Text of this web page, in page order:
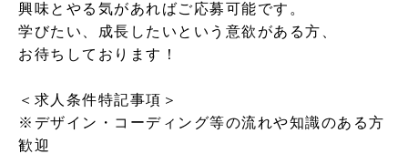
興味とやる気があればご応募可能です。
学びたい、成長したいという意欲がある方、
お待ちしております！
＜求人条件特記事項＞
※デザイン・コーディング等の流れや知識のある方
歓迎